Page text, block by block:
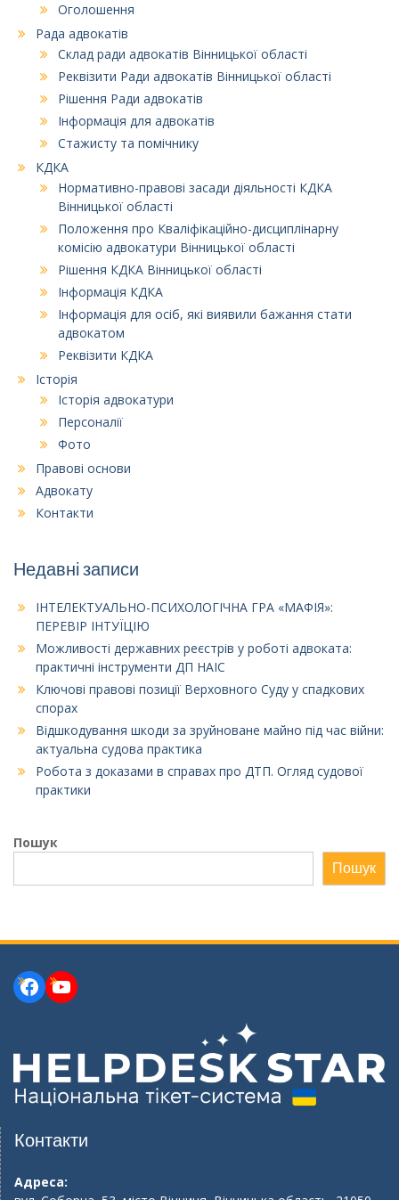
Оголошення
Рада адвокатів
Склад ради адвокатів Вінницької області
Реквізити Ради адвокатів Вінницької області
Рішення Ради адвокатів
Інформація для адвокатів
Стажисту та помічнику
КДКА
Нормативно-правові засади діяльності КДКА
Вінницької області
Положення про Кваліфікаційно-дисциплінарну
комісію адвокатури Вінницької області
Рішення КДКА Вінницької області
Інформація КДКА
Інформація для осіб, які виявили бажання стати
адвокатом
Реквізити КДКА
Історія
Історія адвокатури
Персоналії
Фото
Правові основи
Адвокату
Контакти
Недавні записи
ІНТЕЛЕКТУАЛЬНО-ПСИХОЛОГІЧНА ГРА «МАФІЯ»:
ПЕРЕВІР ІНТУЇЦІЮ
Можливості державних реєстрів у роботі адвоката:
практичні інструменти ДП НАІС
Ключові правові позиції Верховного Суду у спадкових
спорах
Відшкодування шкоди за зруйноване майно під час війни:
актуальна судова практика
Робота з доказами в справах про ДТП. Огляд судової
практики
Пошук
Пошук
Facebook
YouTube
Контакти
Адреса: